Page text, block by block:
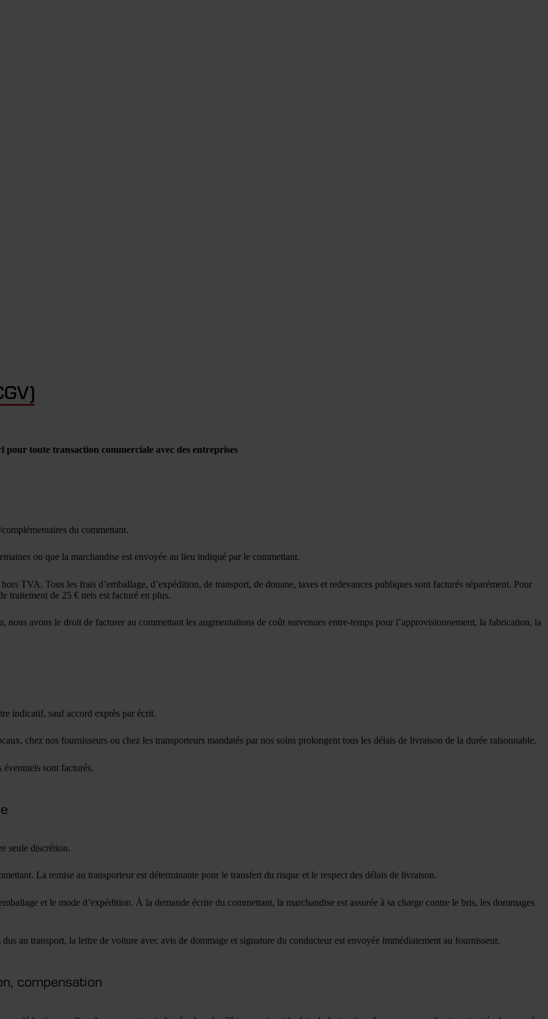
toute transaction commerciale avec des entreprises
du commettant.
ou que la marchandise est envoyée au lieu indiqué par le commettant.
TVA. Tous les frais d’emballage, d’expédition, de transport, de douane, taxes et redevances publiques sont facturés séparément. Pour
traitement de 25 € nets est facturé en plus.
avons le droit de facturer au commettant les augmentations de coût survenues entre-temps pour l’approvisionnement, la fabrication, la
indicatif, sauf accord exprès par écrit.
chez nos fournisseurs ou chez les transporteurs mandatés par nos soins prolongent tous les délais de livraison de la durée raisonnable.
sont facturés.
seule discrétion.
La remise au transporteur est déterminante pour le transfert du risque et le respect des délais de livraison.
et le mode d’expédition. À la demande écrite du commettant, la marchandise est assurée à sa charge contre le bris, les dommages
au transport, la lettre de voiture avec avis de dommage et signature du conducteur est envoyée immédiatement au fournisseur.
compensation